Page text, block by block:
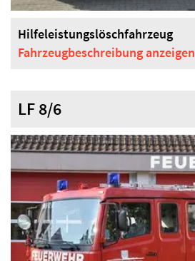
Hilfeleistungslöschfahrzeug
Fahrzeugbeschreibung anzeigen
LF 8/6